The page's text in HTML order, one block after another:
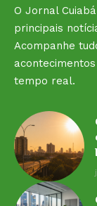
O Jornal
principais
Acompanhe
tempo real.